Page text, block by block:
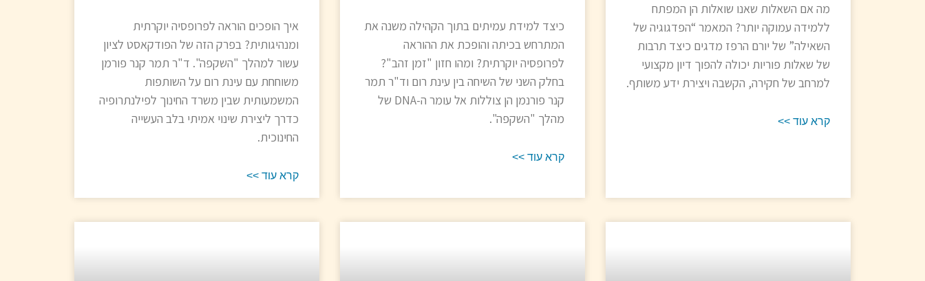
מה אם השאלות שאנו שואלות הן המפתח
ללמידה עמוקה יותר? המאמר “הפדגוגיה של
השאילה” של יורם הרפז מדגים כיצד תרבות
של שאלות פוריות יכולה להפוך דיון מקצועי
למרחב של חקירה, הקשבה ויצירת ידע משותף.
קרא עוד >>
כיצד למידת עמיתים בתוך הקהילה משנה את
המתרחש בכיתה והופכת את ההוראה
לפרופסיה יוקרתית? ומהו חזון "זמן זהב"?
בחלק השני של השיחה בין עינת רום וד"ר תמר
קנר פורנמן הן צוללות אל עומר ה-DNA של
מהלך "השקפה".
קרא עוד >>
איך הופכים הוראה לפרופסיה יוקרתית
ומנהיגותית? בפרק הזה של הפודקאסט לציון
עשור למהלך "השקפה". ד"ר תמר קנר פורמן
משוחחת עם עינת רום על השותפות
המשמעותית שבין משרד החינוך לפילנתרופיה
כדרך ליצירת שינוי אמיתי בלב העשייה
החינוכית.
קרא עוד >>